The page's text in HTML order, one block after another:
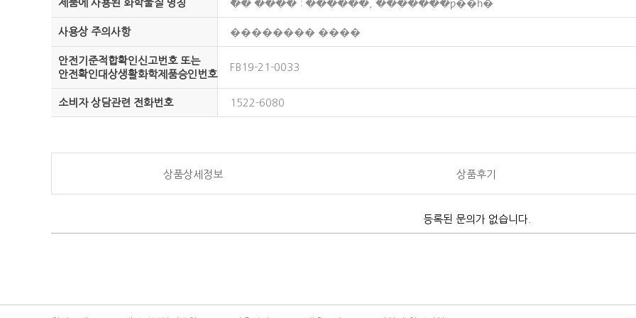
제품에 사용된 화학물질 명칭 �ֿ� ���� : ������, �������ƿ��һ�
사용상 주의사항 �������� ����
안전기준적합확인신고번호 또는
안전확인대상생활화학제품승인번호
FB19-21-0033
소비자 상담관련 전화번호 1522-6080
상품상세정보 상품후기
등록된 문의가 없습니다.